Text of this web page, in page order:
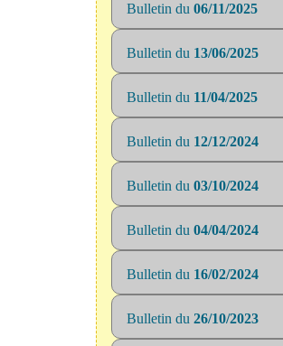
Bulletin du 06/11/2025
Bulletin du 13/06/2025
Bulletin du 11/04/2025
Bulletin du 12/12/2024
Bulletin du 03/10/2024
Bulletin du 04/04/2024
Bulletin du 16/02/2024
Bulletin du 26/10/2023